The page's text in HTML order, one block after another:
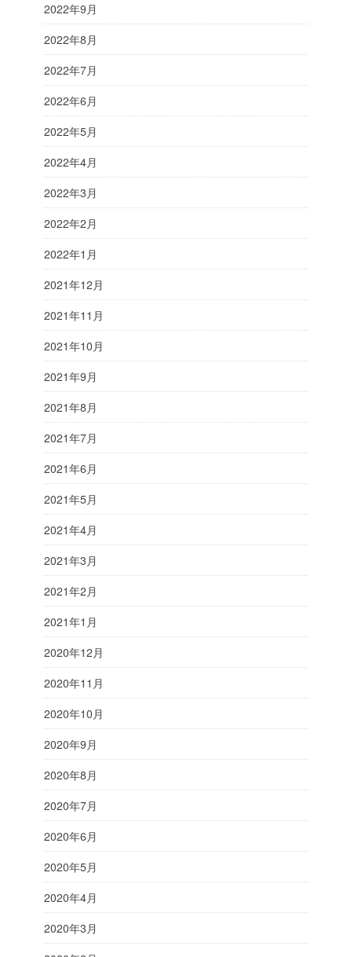
2022年9月
2022年8月
2022年7月
2022年6月
2022年5月
2022年4月
2022年3月
2022年2月
2022年1月
2021年12月
2021年11月
2021年10月
2021年9月
2021年8月
2021年7月
2021年6月
2021年5月
2021年4月
2021年3月
2021年2月
2021年1月
2020年12月
2020年11月
2020年10月
2020年9月
2020年8月
2020年7月
2020年6月
2020年5月
2020年4月
2020年3月